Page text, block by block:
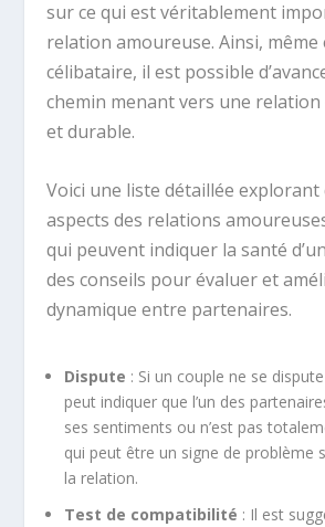
sur ce qui est véritablement
relation amoureuse. Ainsi,
célibataire, il est possible
chemin menant vers une
et durable.
Voici une liste détaillée
aspects des relations
qui peuvent indiquer la santé
des conseils pour évaluer et
dynamique entre partenaires.
Dispute : Si un couple ne se
peut indiquer que l’un des
ses sentiments ou n’est pas
qui peut être un signe de problème
la relation.
Test de compatibilité : Il est